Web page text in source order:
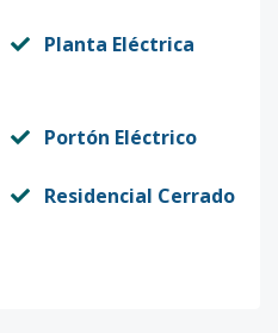
Planta Eléctrica
Portón Eléctrico
Residencial Cerrado